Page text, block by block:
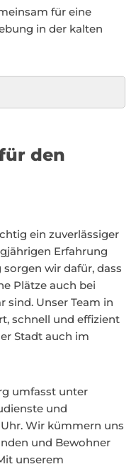
für eine
in der kalten
den
ein zuverlässiger
Erfahrung
wir dafür, dass
Plätze auch bei
sind. Unser Team in
schnell und effizient
Stadt auch im
umfasst unter
und
Wir kümmern uns
und Bewohner
unserem